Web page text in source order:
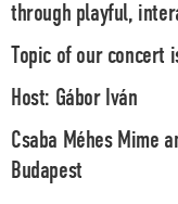
through playful,
Topic of our concert
Host: Gábor Iván
Csaba Méhes Mime
Budapest